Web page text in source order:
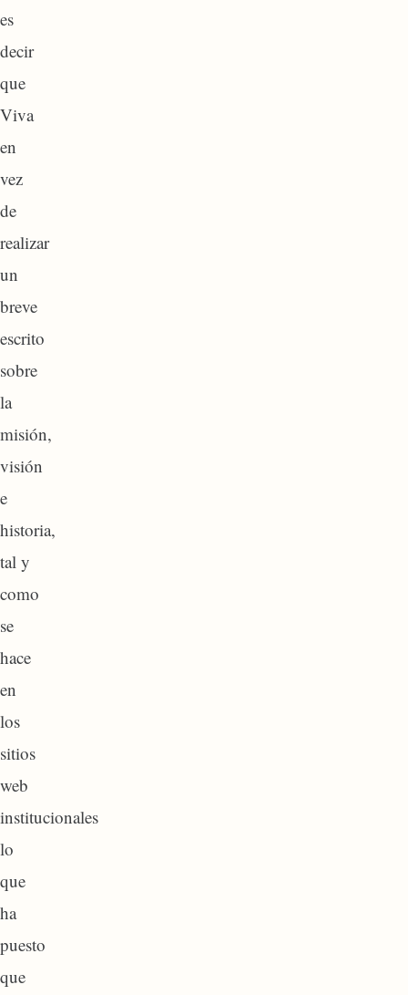
es
decir
que
Viva
en
vez
de
realizar
un
breve
escrito
sobre
la
misión,
visión
e
historia,
tal y
como
se
hace
en
los
sitios
web
institucionales
lo
que
ha
puesto
que